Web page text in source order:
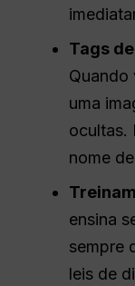
Tags
Quando
uma
ocultas.
nome
ensina
sempre
leis de